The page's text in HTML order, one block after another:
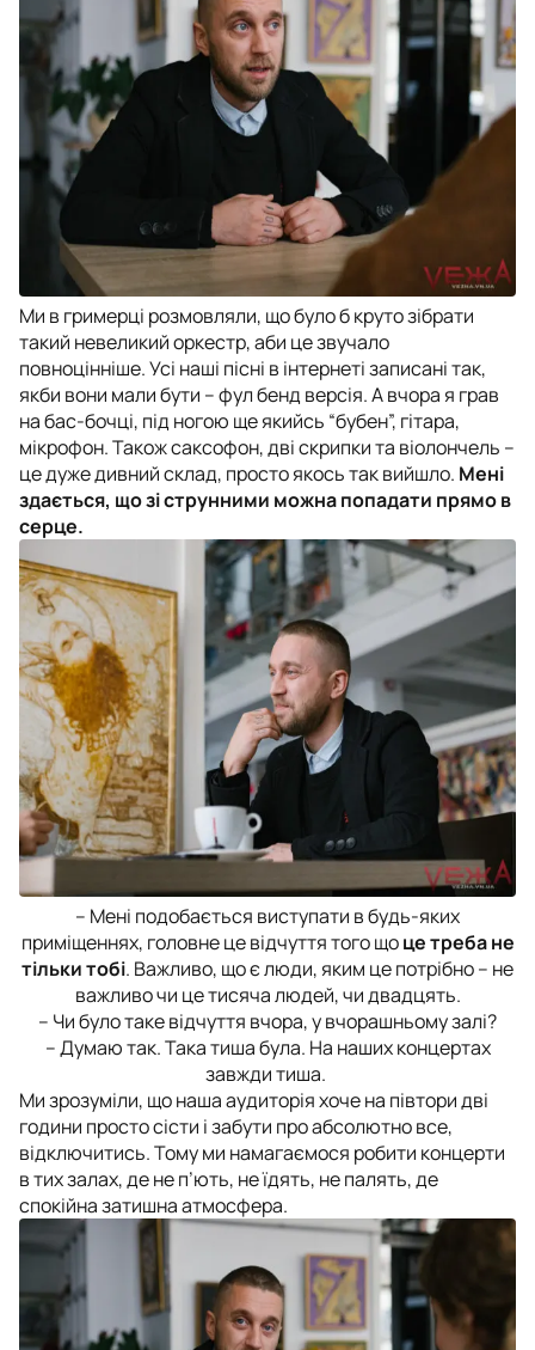
Ми в гримерці розмовляли, що було б круто зібрати
такий невеликий оркестр, аби це звучало
повноцінніше. Усі наші пісні в інтернеті записані так,
якби вони мали бути – фул бенд версія. А вчора я грав
на бас-бочці, під ногою ще якийсь “бубен”, гітара,
мікрофон. Також саксофон, дві скрипки та віолончель –
це дуже дивний склад, просто якось так вийшло. Мені
здається, що зі струнними можна попадати прямо в
серце.
– Мені подобається виступати в будь-яких
приміщеннях, головне це відчуття того щоце треба не
тільки тобі. Важливо, що є люди, яким це потрібно – не
важливо чи це тисяча людей, чи двадцять.
– Чи було таке відчуття вчора, у вчорашньому залі?
– Думаю так. Така тиша була. На наших концертах
завжди тиша.
Ми зрозуміли, що наша аудиторія хоче на півтори дві
години просто сісти і забути про абсолютно все,
відключитись. Тому ми намагаємося робити концерти
в тих залах, де не п’ють, не їдять, не палять, де
спокійна затишна атмосфера.